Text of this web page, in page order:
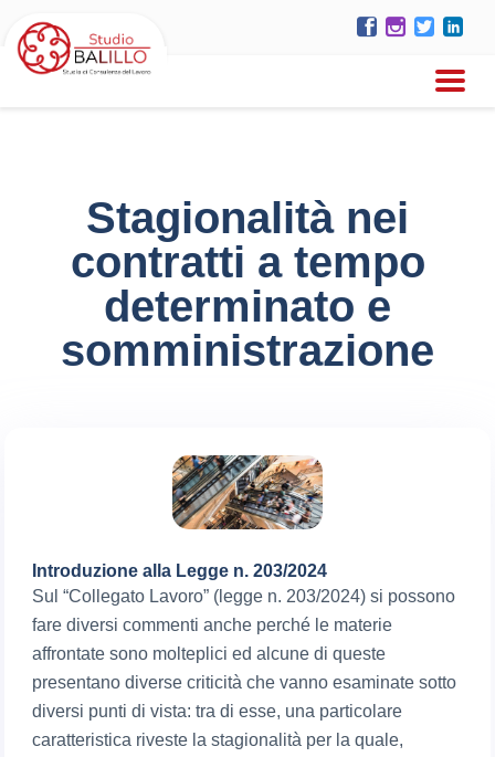
Stagionalità nei
contratti a tempo
determinato e
somministrazione
Introduzione alla Legge n. 203/2024
Sul “Collegato Lavoro” (legge n. 203/2024) si possono
fare diversi commenti anche perché le materie
affrontate sono molteplici ed alcune di queste
presentano diverse criticità che vanno esaminate sotto
diversi punti di vista: tra di esse, una particolare
caratteristica riveste la stagionalità per la quale,